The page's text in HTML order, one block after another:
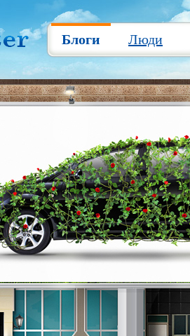
Блоги Люди